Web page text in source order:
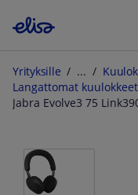
Yrityksille
Langattomat kuulokkeet